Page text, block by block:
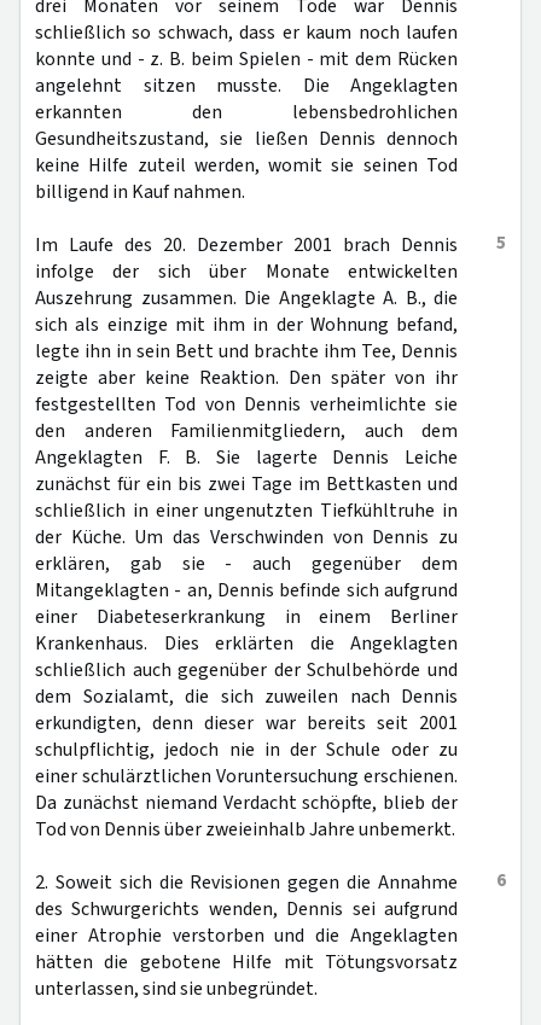
drei Monaten vor seinem Tode war Dennis
schließlich so schwach, dass er kaum noch laufen
konnte und - z. B. beim Spielen - mit dem Rücken
angelehnt sitzen musste. Die Angeklagten
erkannten den lebensbedrohlichen
Gesundheitszustand, sie ließen Dennis dennoch
keine Hilfe zuteil werden, womit sie seinen Tod
billigend in Kauf nahmen.
5
Im Laufe des 20. Dezember 2001 brach Dennis
infolge der sich über Monate entwickelten
Auszehrung zusammen. Die Angeklagte A. B., die
sich als einzige mit ihm in der Wohnung befand,
legte ihn in sein Bett und brachte ihm Tee, Dennis
zeigte aber keine Reaktion. Den später von ihr
festgestellten Tod von Dennis verheimlichte sie
den anderen Familienmitgliedern, auch dem
Angeklagten F. B. Sie lagerte Dennis Leiche
zunächst für ein bis zwei Tage im Bettkasten und
schließlich in einer ungenutzten Tiefkühltruhe in
der Küche. Um das Verschwinden von Dennis zu
erklären, gab sie - auch gegenüber dem
Mitangeklagten - an, Dennis befinde sich aufgrund
einer Diabeteserkrankung in einem Berliner
Krankenhaus. Dies erklärten die Angeklagten
schließlich auch gegenüber der Schulbehörde und
dem Sozialamt, die sich zuweilen nach Dennis
erkundigten, denn dieser war bereits seit 2001
schulpflichtig, jedoch nie in der Schule oder zu
einer schulärztlichen Voruntersuchung erschienen.
Da zunächst niemand Verdacht schöpfte, blieb der
Tod von Dennis über zweieinhalb Jahre unbemerkt.
6
2. Soweit sich die Revisionen gegen die Annahme
des Schwurgerichts wenden, Dennis sei aufgrund
einer Atrophie verstorben und die Angeklagten
hätten die gebotene Hilfe mit Tötungsvorsatz
unterlassen, sind sie unbegründet.